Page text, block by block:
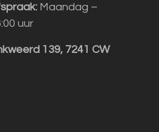
Maandag –
uur
139, 7241 CW